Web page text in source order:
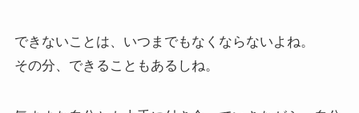
できないことは、いつまでもなくならないよね。
その分、できることもあるしね。